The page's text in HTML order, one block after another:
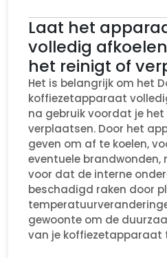
Laat het
volledig
het reinigt of
Het is belangrijk om het
koffiezetapparaat
na gebruik voordat je
verplaatsen. Door het
geven om af te koelen,
eventuele brandwonden,
voor dat de interne
beschadigd raken door
gewoonte om de
van je koffiezetapparaat